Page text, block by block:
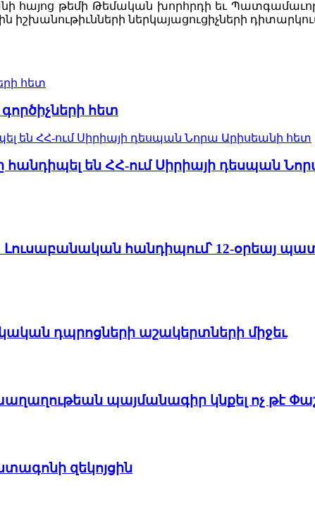
հայոց թեմի Թեմական խորհրդի եւ
իշխանութիւնների ներկայացուցիչների
հետ
հետ
են ՀՀ-ում Սիրիայի դեսպան Նորա Արիսեանի հետ
են ՀՀ-ում Սիրիայի դեսպան
հանդիպում՝ 12-օրեայ
դպրոցների աշակերտների միջեւ
պայմանագիր կնքել ոչ թէ
զեկոյցին